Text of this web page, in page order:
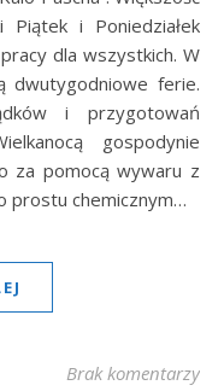
i Poniedziałek
dla wszystkich. W
dwutygodniowe ferie.
i przygotowań
gospodynie
za pomocą wywaru z
prostu chemicznym…
Brak komentarzy